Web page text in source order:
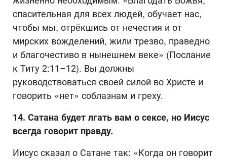
спасительная для всех людей, обучает нас,
чтобы мы, отрёкшись от нечестия и от
мирских вожделений, жили трезво, праведно
и благочестиво в нынешнем веке» (Послание
к Титу 2:11­–12). Вы должны
руководствоваться своей силой во Христе и
говорить «нет» соблазнам и греху.
14. Сатана будет лгать вам о сексе, но Иисус
всегда говорит правду.
Иисус сказал о Сатане так: «Когда он говорит